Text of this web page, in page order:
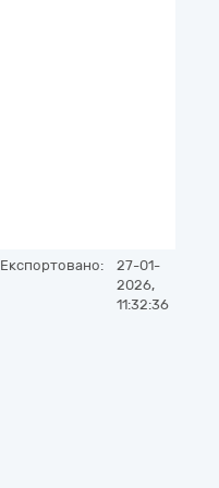
Експортовано:
27-01-
2026,
11:32:36